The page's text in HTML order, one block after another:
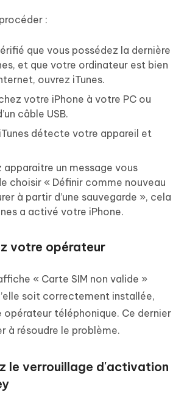
:
que vous possédez la dernière
et que votre ordinateur est bien
ouvrez iTunes.
votre iPhone à votre PC ou
câble USB.
détecte votre appareil et
apparaitre un message vous
choisir « Définir comme nouveau
à partir d’une sauvegarde », cela
a activé votre iPhone.
votre opérateur
« Carte SIM non valide »
soit correctement installée,
téléphonique. Ce dernier
à résoudre le problème.
le verrouillage d'activation